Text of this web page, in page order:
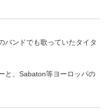
バンドでも歌っていたタイタ
と、Sabaton等ヨーロッパの